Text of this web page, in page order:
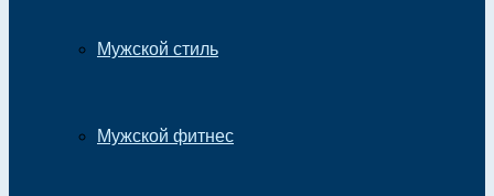
Мужской стиль
Мужской фитнес